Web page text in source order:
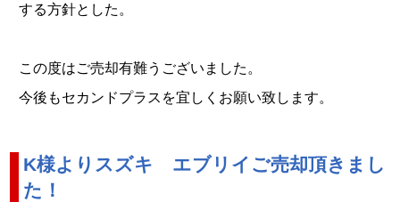
する方針とした。
この度はご売却有難うございました。
今後もセカンドプラスを宜しくお願い致します。
K様よりスズキ エブリイご売却頂きまし
た！